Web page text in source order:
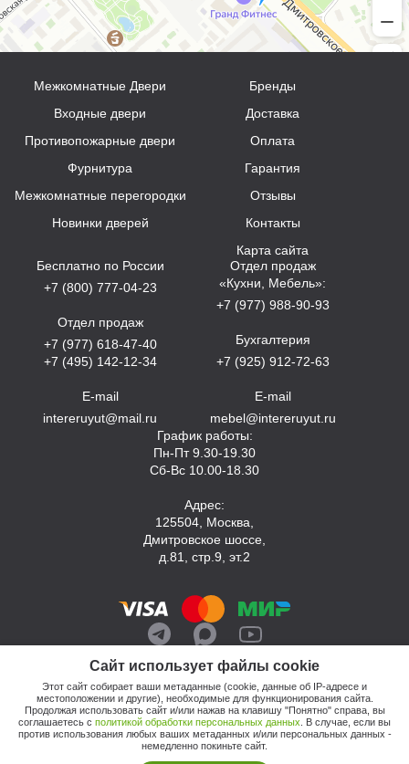
Сайт использует файлы cookie
Этот сайт собирает ваши метаданные (cookie, данные об IP-адресе и
местоположении и другие), необходимые для функционирования сайта.
Продолжая использовать сайт и/или нажав на клавишу "Понятно" справа, вы
соглашаетесь с политикой обработки персональных данных . В случае, если вы
против использования любых ваших метаданных и/или персональных данных -
немедленно покиньте сайт.
Межкомнатные Двери
Входные двери
Противопожарные двери
Фурнитура
Межкомнатные перегородки
Новинки дверей
Бренды
Доставка
Оплата
Гарантия
Отзывы
Контакты
Карта сайта
Бесплатно по России
+7 (800) 777-04-23
Отдел продаж
+7 (977) 618-47-40
+7 (495) 142-12-34
E-mail
intereruyut@mail.ru
Отдел продаж
«Кухни, Мебель»:
+7 (977) 988-90-93
Бухгалтерия
+7 (925) 912-72-63
E-mail
mebel@intereruyut.ru
График работы:
Пн-Пт 9.30-19.30
Сб-Вс 10.00-18.30
Адрес:
125504, Москва,
Дмитровское шоссе,
д.81, стр.9, эт.2
© 2026, Компания «Интерьер Уют»
Политика обработки персональных данных